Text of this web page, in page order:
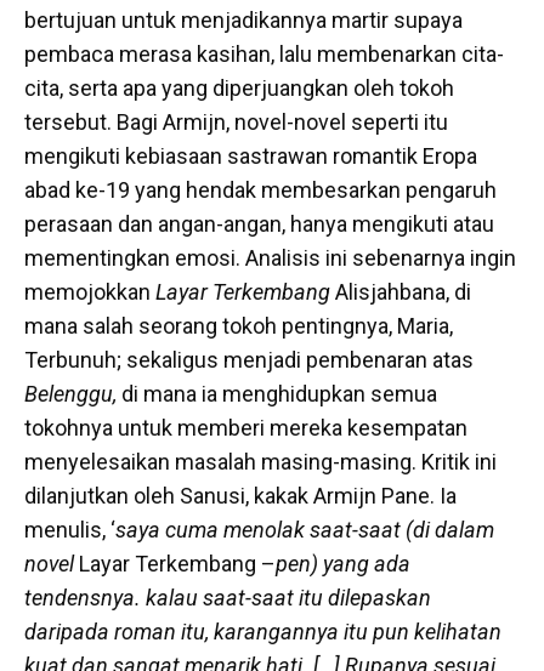
bertujuan untuk menjadikannya martir supaya
pembaca merasa kasihan, lalu membenarkan cita-
cita, serta apa yang diperjuangkan oleh tokoh
tersebut. Bagi Armijn, novel-novel seperti itu
mengikuti kebiasaan sastrawan romantik Eropa
abad ke-19 yang hendak membesarkan pengaruh
perasaan dan angan-angan, hanya mengikuti atau
mementingkan emosi. Analisis ini sebenarnya ingin
memojokkan Layar TerkembangAlisjahbana, di
mana salah seorang tokoh pentingnya, Maria,
Terbunuh; sekaligus menjadi pembenaran atas
Belenggu, di mana ia menghidupkan semua
tokohnya untuk memberi mereka kesempatan
menyelesaikan masalah masing-masing. Kritik ini
dilanjutkan oleh Sanusi, kakak Armijn Pane. Ia
menulis, ‘saya cuma menolak saat-saat (di dalam
novelLayar Terkembang –pen) yang ada
tendensnya. kalau saat-saat itu dilepaskan
daripada roman itu, karangannya itu pun kelihatan
kuat dan sangat menarik hati. […] Rupanya sesuai